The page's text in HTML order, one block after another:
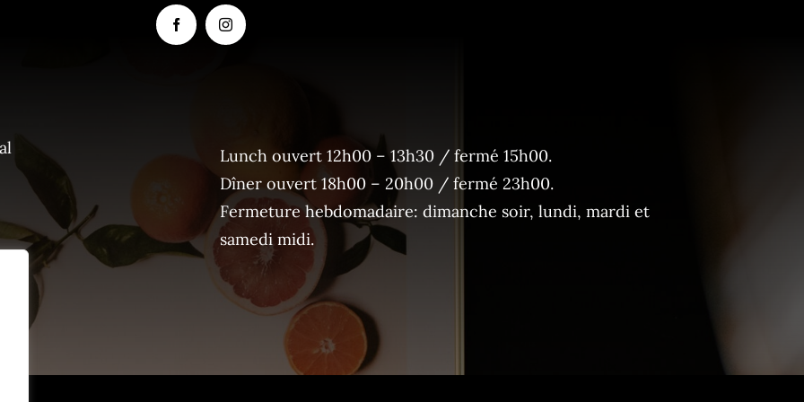
Lunch ouvert 12h00 – 13h30 / fermé 15h00.
Dîner ouvert 18h00 – 20h00 / fermé 23h00.
Fermeture hebdomadaire: dimanche soir, lundi, mardi et
samedi midi.